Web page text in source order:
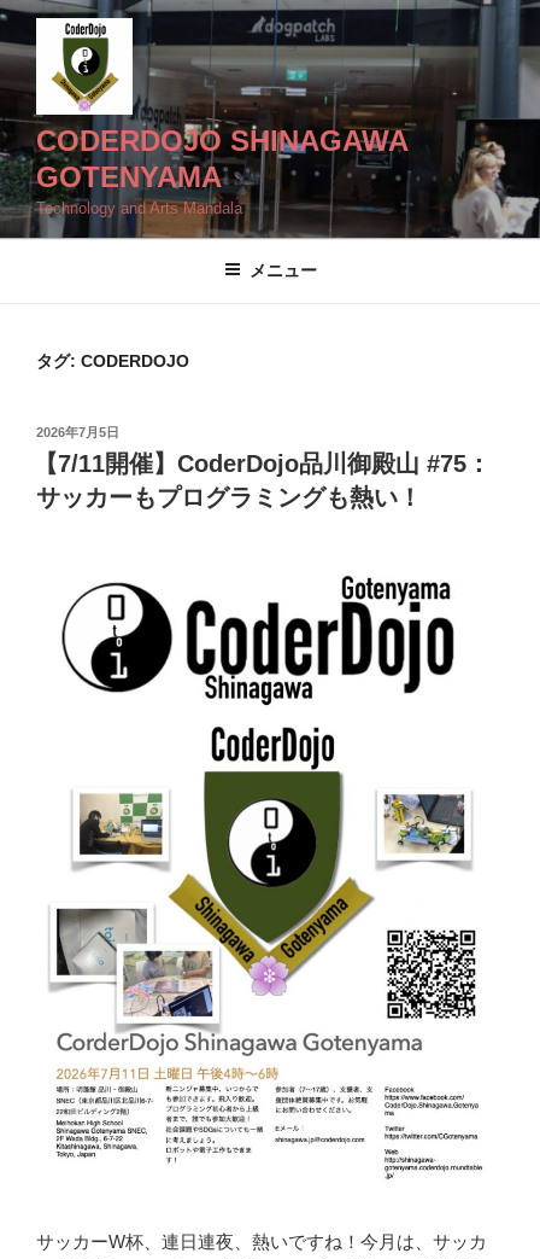
コ
ン
ツ
へ
ス
キ
ッ
CODERDOJO SHINAGAWA
GOTENYAMA
Technology and Arts Mandala
メニュー
タグ: CODERDOJO
投
日:
2026年7月5日
【7/11開催】CoderDojo品川御殿山 #75：
サッカーもプログラミングも熱い！
サッカーW杯、連日連夜、熱いですね！今月は、サッカ